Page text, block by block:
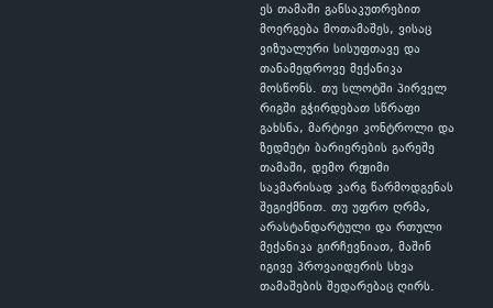
ეს თამაში განსაკუთრებით
მოერგება მოთამაშეს, ვისაც
ვიზუალური სისუფთავე და
თანამედროვე მექანიკა
მოსწონს. თუ სლოტში პირველ
რიგში გჭირდებათ სწრაფი
გახსნა, მარტივი კონტროლი და
ზედმეტი ბარიერების გარეშე
თამაში, დემო რეჟიმი
საკმარისად კარგ წარმოდგენას
შეგიქმნით. თუ უფრო ღრმა,
არასტანდარტული და რთული
მექანიკა გირჩევნიათ, მაშინ
იგივე პროვაიდერის სხვა
თამაშების შედარებაც ღირს.